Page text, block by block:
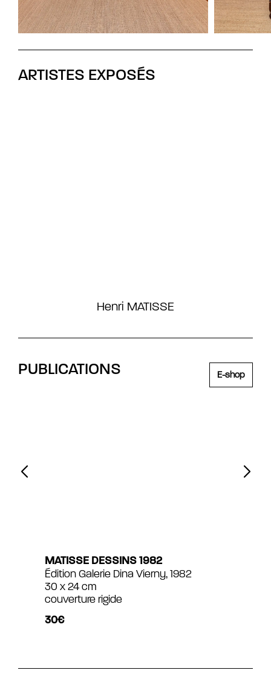
ARTISTES EXPOSÉS
Henri MATISSE
PUBLICATIONS E-shop
MATISSE DESSINS 1982
Édition Galerie Dina Vierny, 1982
30 x 24 cm
couverture rigide
30€